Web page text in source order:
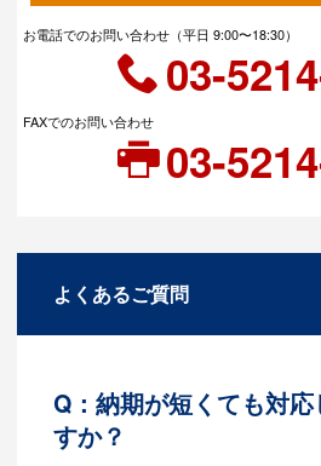
お電話でのお問い合わせ（平日 9:00〜18:30）
03-
FAXでのお問い合わせ
03-
よくあるご質問
Q：納期が短くても対
すか？